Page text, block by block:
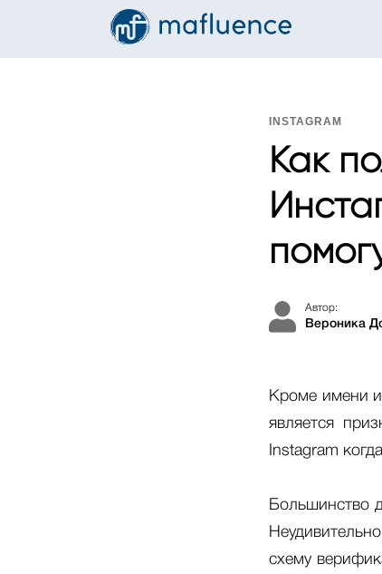
INSTAGRAM
Как
Автор:
Вероника
Кроме имени
является
Instagram
Большинство
схему